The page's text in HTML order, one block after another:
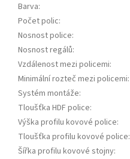
Barva:
Počet polic:
Nosnost police:
Nosnost regálů:
Vzdálenost mezi policemi:
Minimální rozteč mezi policemi:
Systém montáže:
Tloušťka HDF police:
Výška profilu kovové police:
Tloušťka profilu kovové police:
Šířka profilu kovové stojny: